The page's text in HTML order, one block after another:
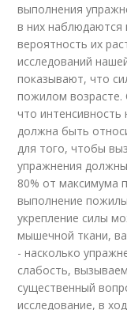
выполнения
в них наблюдаются
вероятность их
исследований
показывают, что
пожилом возрасте.
что интенсивность
должна быть
для того, чтобы
упражнения
80% от максимума
выполнение
укрепление силы
мышечной ткани,
- насколько
слабость,
существенный
исследование, в